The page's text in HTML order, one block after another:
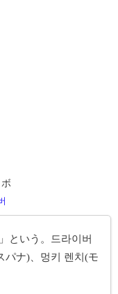
という。드라이버
パナ)、멍키 렌치(モ